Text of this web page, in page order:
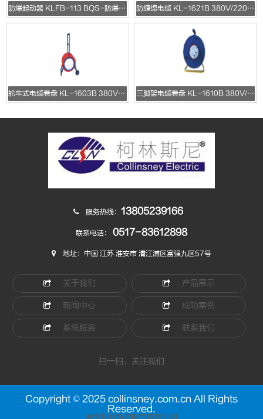
防爆起动器 KLFB-113 BQS-防爆电磁软起动器 防缠绵电缆 KL-1621B 380V/220V/10A/16A
轮车式电缆卷盘 KL-1603B 380V/220V/10A/16A/25A 三脚架电缆卷盘 KL-1610B 380V/220V/10A/16A
服务热线： 13805239166
联系电话： 0517-83612898
地址：中国 江苏 淮安市 清江浦区富强九区57号
关于我们 产品展示
新闻中心 成功案例
系统服务 联系我们
扫一扫，关注我们
Copyright © 2025 collinsney.com.cn All Rights
Reserved.
淮安柯林斯尼电气有限公司